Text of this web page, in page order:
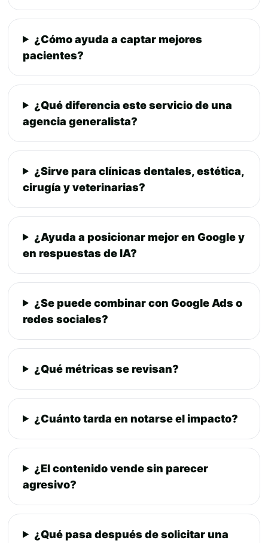
¿Cómo ayuda a captar mejores
pacientes?
¿Qué diferencia este servicio de una
agencia generalista?
¿Sirve para clínicas dentales, estética,
cirugía y veterinarias?
¿Ayuda a posicionar mejor en Google y
en respuestas de IA?
¿Se puede combinar con Google Ads o
redes sociales?
¿Qué métricas se revisan?
¿Cuánto tarda en notarse el impacto?
¿El contenido vende sin parecer
agresivo?
¿Qué pasa después de solicitar una